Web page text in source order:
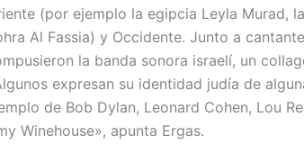
(por ejemplo la egipcia Leyla Murad,
Al Fassia) y Occidente. Junto a
la banda sonora israelí, un
expresan su identidad judía de
de Bob Dylan, Leonard Cohen, Lou
Winehouse», apunta Ergas.